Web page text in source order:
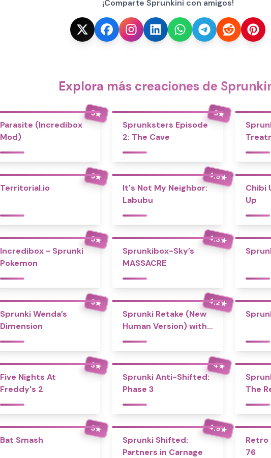
¡Comparte Sprunkini con amigos!
Explora más creaciones de
5★
Parasite (Incredibox
Mod)
5★
Sprunksters Episode
2: The Cave
5★
Territorial.io
4.5★
It's Not My Neighbor:
Labubu
Chibi
Up
5★
Incredibox - Sprunki
Pokemon
4.3★
Sprunkibox-Sky’s
MASSACRE
5★
Sprunki Wenda’s
Dimension
4.2★
Sprunki Retake (New
Human Version) with
Bonus
3★
Five Nights At
Freddy's 2
4★
Sprunki Anti-Shifted:
Phase 3
The
5★
Bat Smash
4.9★
Sprunki Shifted:
Partners in Carnage
Retro
76